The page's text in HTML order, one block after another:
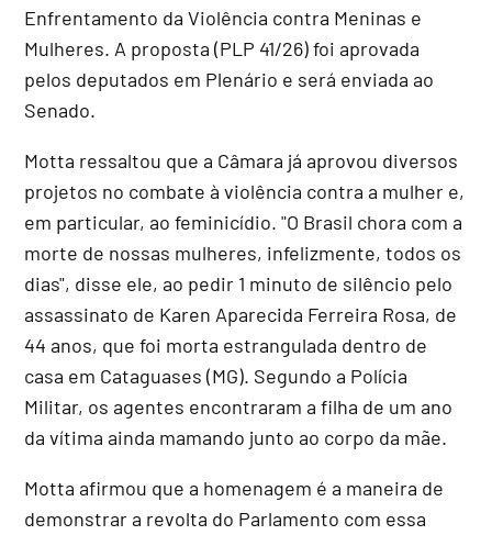
Enfrentamento da Violência contra Meninas e
Mulheres. A proposta (PLP 41/26) foi aprovada
pelos deputados em Plenário e será enviada ao
Senado.
Motta ressaltou que a Câmara já aprovou diversos
projetos no combate à violência contra a mulher e,
em particular, ao feminicídio. "O Brasil chora com a
morte de nossas mulheres, infelizmente, todos os
dias", disse ele, ao pedir 1 minuto de silêncio pelo
assassinato de Karen Aparecida Ferreira Rosa, de
44 anos, que foi morta estrangulada dentro de
casa em Cataguases (MG). Segundo a Polícia
Militar, os agentes encontraram a filha de um ano
da vítima ainda mamando junto ao corpo da mãe.
Motta afirmou que a homenagem é a maneira de
demonstrar a revolta do Parlamento com essa